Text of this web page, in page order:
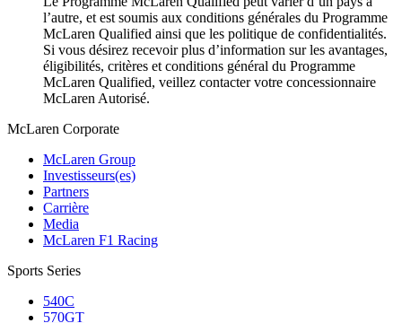
l’autre, et est soumis aux conditions générales du Programme
McLaren Qualified ainsi que les politique de confidentialités.
Si vous désirez recevoir plus d’information sur les avantages,
éligibilités, critères et conditions général du Programme
McLaren Qualified, veillez contacter votre concessionnaire
McLaren Autorisé.
McLaren Corporate
McLaren Group
Investisseurs(es)
Partners
Carrière
Media
McLaren F1 Racing
Sports Series
540C
570GT